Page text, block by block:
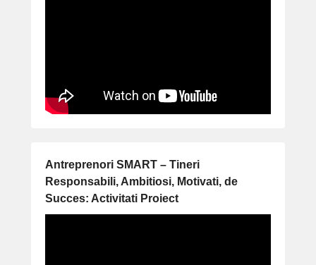
Antreprenori SMART – Tineri
Responsabili, Ambitiosi, Motivati, de
Succes: Activitati Proiect